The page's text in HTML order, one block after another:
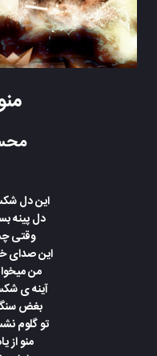
این دل
دل پینه
وقتی
این صدای
من
آینه ی
بغض
تو گلوم
منو از